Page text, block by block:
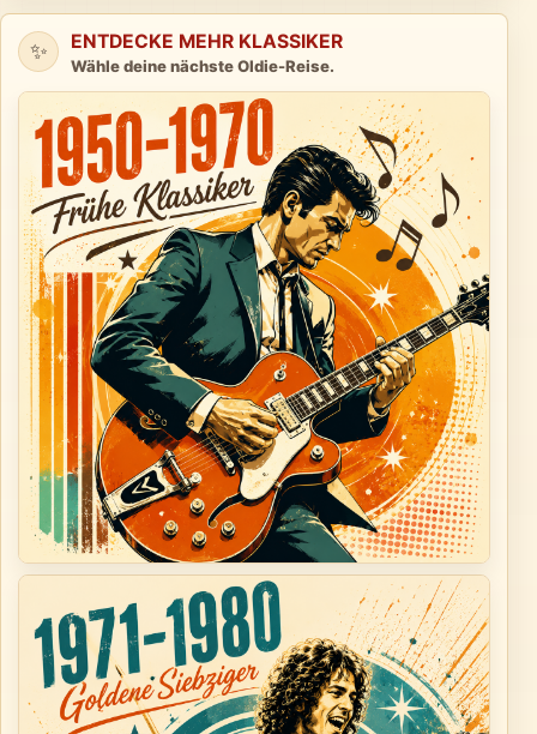
✨ ENTDECKE MEHR KLASSIKER
Wähle deine nächste Oldie-Reise.